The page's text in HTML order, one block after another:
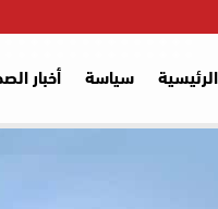
الرئيسية سياسة أخبار